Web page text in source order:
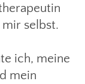
mir selbst.
ich, meine
mein